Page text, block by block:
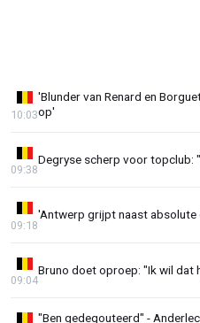
'Blunder van Renard en
op'
10:03
Degryse scherp voor topclub:
09:38
'Antwerp grijpt naast
09:18
Bruno doet oproep: "Ik wil dat
09:04
"Ben gedegouteerd" -